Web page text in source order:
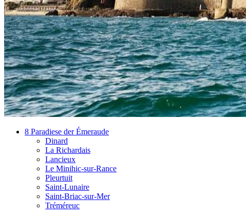
8 Paradiese der Émeraude
Dinard
La Richardais
Lancieux
Le Minihic-sur-Rance
Pleurtuit
Saint-Lunaire
Saint-Briac-sur-Mer
Tréméreuc